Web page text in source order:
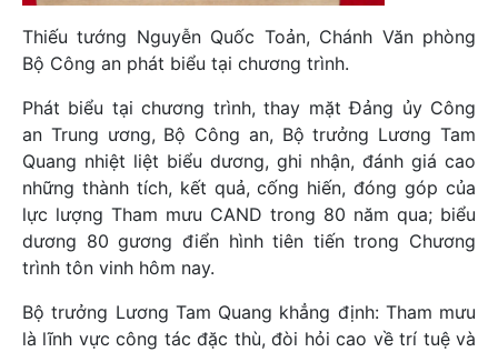
Thiếu tướng Nguyễn Quốc Toản, Chánh Văn phòng
Bộ Công an phát biểu tại chương trình.
Phát biểu tại chương trình, thay mặt Đảng ủy Công
an Trung ương, Bộ Công an, Bộ trưởng Lương Tam
Quang nhiệt liệt biểu dương, ghi nhận, đánh giá cao
những thành tích, kết quả, cống hiến, đóng góp của
lực lượng Tham mưu CAND trong 80 năm qua; biểu
dương 80 gương điển hình tiên tiến trong Chương
trình tôn vinh hôm nay.
Bộ trưởng Lương Tam Quang khẳng định: Tham mưu
là lĩnh vực công tác đặc thù, đòi hỏi cao về trí tuệ và